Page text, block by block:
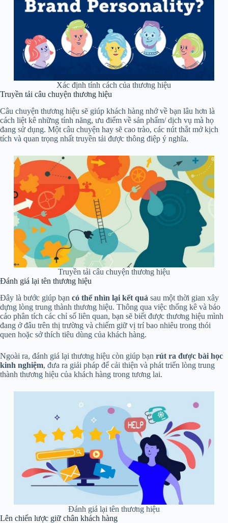
Xác định tính cách của thương hiệu
Truyền tải câu chuyện thương hiệu
Câu chuyện thương hiệu sẽ giúp khách hàng nhớ về bạn lâu hơn là
cách liệt kê những tính năng, ưu điểm về sản phẩm/ dịch vụ mà họ
đang sử dụng. Một câu chuyện hay sẽ cao trào, các nút thắt mở kịch
tích và quan trọng nhất truyền tải được thông điệp ý nghĩa.
Truyền tải câu chuyện thương hiệu
Đánh giá lại tên thương hiệu
Đây là bước giúp bạn có thể nhìn lại kết quả sau một thời gian xây
dựng lòng trung thành thương hiệu. Thông qua việc thống kê và báo
cáo phân tích các chỉ số liên quan, bạn sẽ biết được thương hiệu mình
đang ở đâu trên thị trường và chiếm giữ vị trí bao nhiêu trong thói
quen hoặc sở thích tiêu dùng của khách hàng.
Ngoài ra, đánh giá lại thương hiệu còn giúp bạn rút ra được bài học
kinh nghiệm, đưa ra giải pháp để cải thiện và phát triển lòng trung
thành thương hiệu của khách hàng trong tương lai.
Đánh giá lại tên thương hiệu
Lên chiến lược giữ chân khách hàng